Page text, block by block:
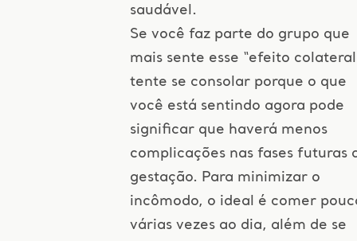
saudável.
Se você faz parte do grupo que
mais sente esse “efeito
tente se consolar porque o que
você está sentindo agora pode
significar que haverá menos
complicações nas fases futuras
gestação. Para minimizar o
incômodo, o ideal é comer
várias vezes ao dia, além de se